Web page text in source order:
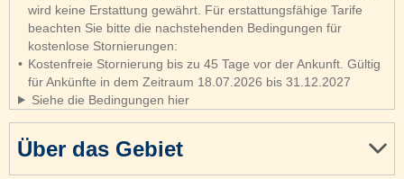
Über das Gebiet
wird keine Erstattung gewährt. Für erstattungsfähige Tarife
beachten Sie bitte die nachstehenden Bedingungen für
kostenlose Stornierungen:
Kostenfreie Stornierung bis zu 45 Tage vor der Ankunft. Gültig
für Ankünfte in dem Zeitraum 18.07.2026 bis 31.12.2027
Siehe die Bedingungen hier